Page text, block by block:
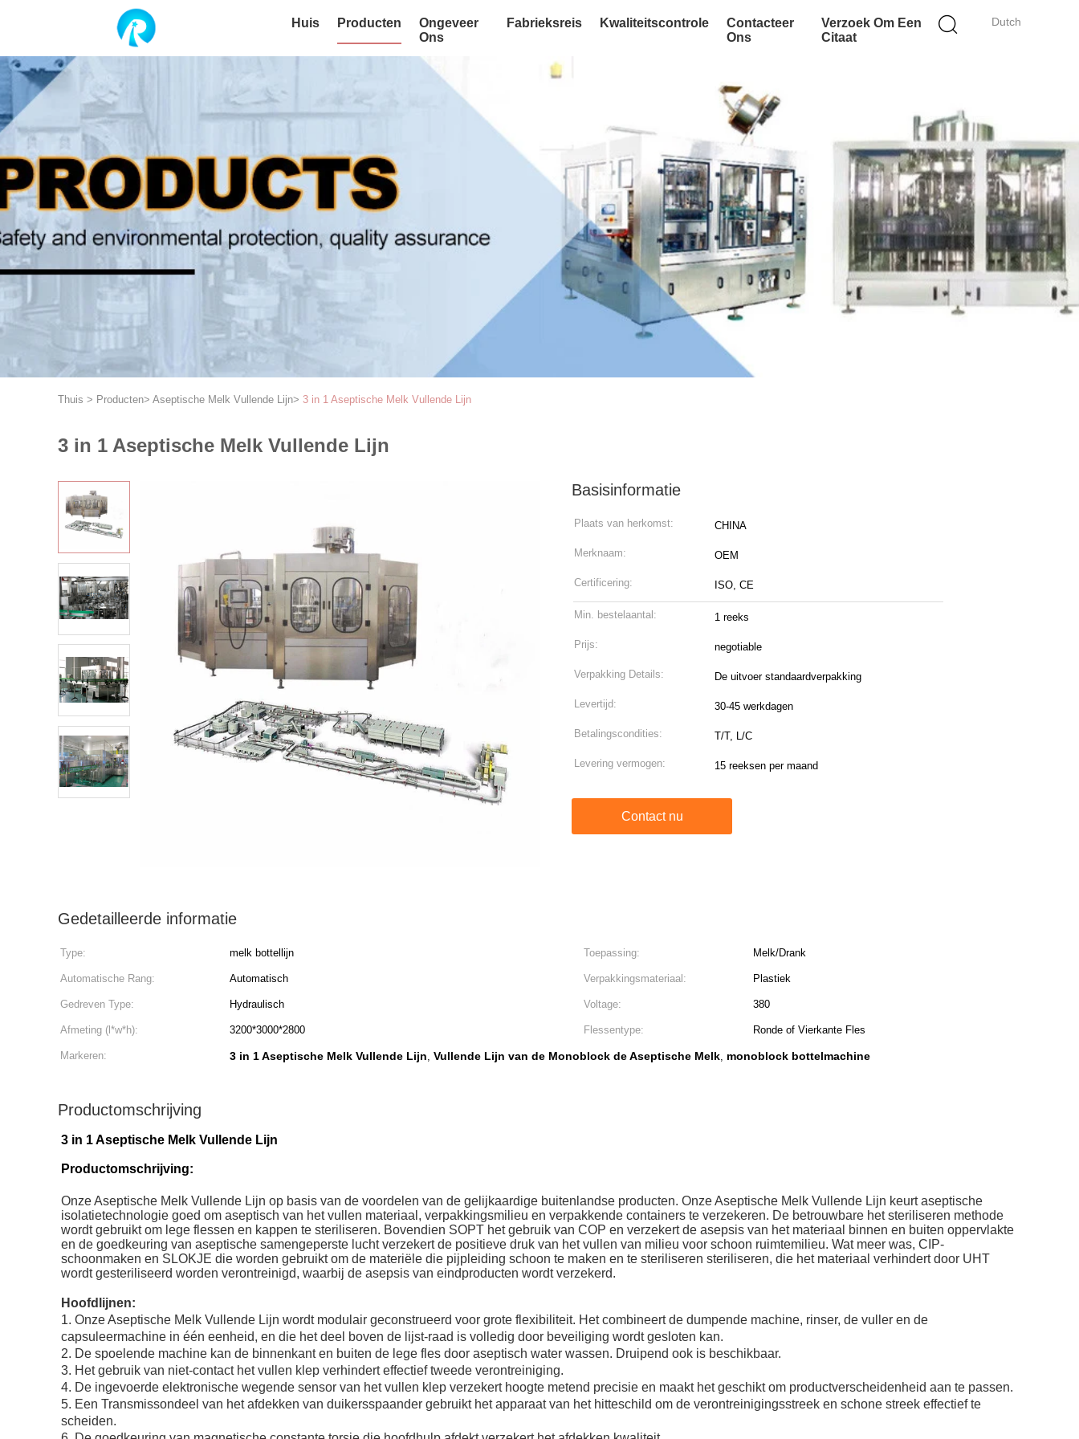
Dutch
Huis Producten
Ongeveer
Ons
Fabrieksreis Kwaliteitscontrole
Contacteer
Ons
Verzoek Om Een
Citaat
Thuis > Producten> Aseptische Melk Vullende Lijn> 3 in 1 Aseptische Melk Vullende Lijn
3 in 1 Aseptische Melk Vullende Lijn
Basisinformatie
Plaats van herkomst: CHINA
Merknaam: OEM
Certificering: ISO, CE
Min. bestelaantal: 1 reeks
Prijs: negotiable
Verpakking Details: De uitvoer standaardverpakking
Levertijd: 30-45 werkdagen
Betalingscondities: T/T, L/C
Levering vermogen: 15 reeksen per maand
Contact nu
Gedetailleerde informatie
Type: melk bottellijn Toepassing: Melk/Drank
Automatische Rang: Automatisch Verpakkingsmateriaal: Plastiek
Gedreven Type: Hydraulisch Voltage: 380
Afmeting (l*w*h): 3200*3000*2800 Flessentype: Ronde of Vierkante Fles
Markeren: 3 in 1 Aseptische Melk Vullende Lijn, Vullende Lijn van de Monoblock de Aseptische Melk, monoblock bottelmachine
Productomschrijving
3 in 1 Aseptische Melk Vullende Lijn
Productomschrijving:
Onze Aseptische Melk Vullende Lijn op basis van de voordelen van de gelijkaardige buitenlandse producten. Onze Aseptische Melk Vullende Lijn keurt aseptische
isolatietechnologie goed om aseptisch van het vullen materiaal, verpakkingsmilieu en verpakkende containers te verzekeren. De betrouwbare het steriliseren methode
wordt gebruikt om lege flessen en kappen te steriliseren. Bovendien SOPT het gebruik van COP en verzekert de asepsis van het materiaal binnen en buiten oppervlakte
en de goedkeuring van aseptische samengeperste lucht verzekert de positieve druk van het vullen van milieu voor schoon ruimtemilieu. Wat meer was, CIP-
schoonmaken en SLOKJE die worden gebruikt om de materiële die pijpleiding schoon te maken en te steriliseren steriliseren, die het materiaal verhindert door UHT
wordt gesteriliseerd worden verontreinigd, waarbij de asepsis van eindproducten wordt verzekerd.
Hoofdlijnen:
1. OnzeAseptische Melk Vullende Lijn wordt modulair geconstrueerd voor grote flexibiliteit. Het combineert de dumpende machine, rinser, de vuller en de
capsuleermachine in één eenheid, en die het deel boven de lijst-raad is volledig door beveiliging wordt gesloten kan.
2. De spoelende machine kan de binnenkant en buiten de lege fles door aseptisch water wassen. Druipend ook is beschikbaar.
3. Het gebruik van niet-contact het vullen klep verhindert effectief tweede verontreiniging.
4. De ingevoerde elektronische wegende sensor van het vullen klep verzekert hoogte metend precisie en maakt het geschikt om productverscheidenheid aan te passen.
5. Een Transmissondeel van het afdekken van duikersspaander gebruikt het apparaat van het hitteschild om de verontreinigingsstreek en schone streek effectief te
scheiden.